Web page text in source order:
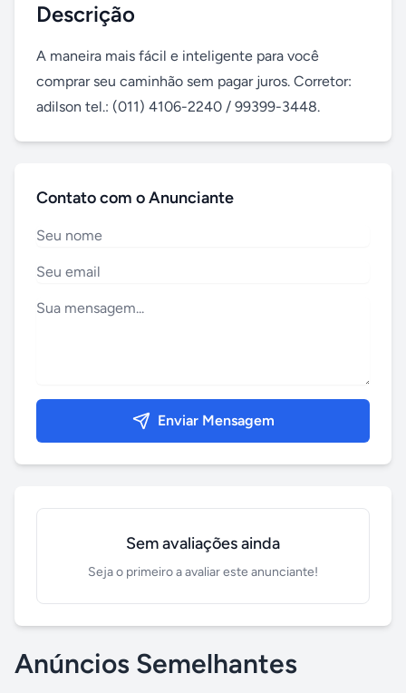
Descrição
A maneira mais fácil e inteligente para você
comprar seu caminhão sem pagar juros. Corretor:
adilson tel.: (011) 4106-2240 / 99399-3448.
Contato com o Anunciante
Enviar Mensagem
Sem avaliações ainda
Seja o primeiro a avaliar este anunciante!
Anúncios Semelhantes